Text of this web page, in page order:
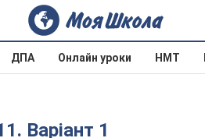
ДПА Онлайн уроки НМТ
Варіант 1